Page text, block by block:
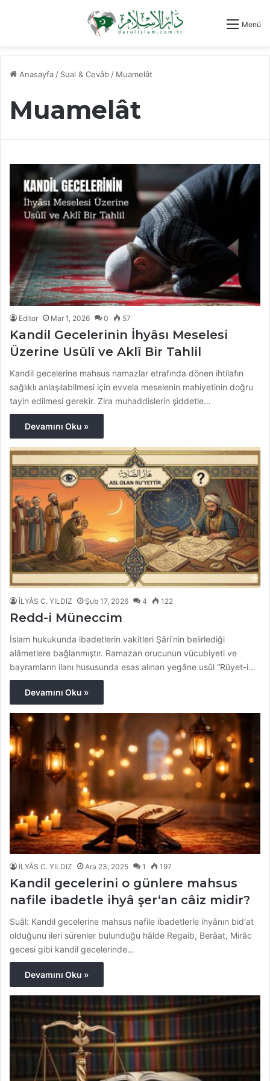
Menü
Anasayfa/ Sual & Cevâb/ Muamelât
Muamelât
Editor Mar 1, 2026 0 57
Kandil Gecelerinin İhyâsı Meselesi
Üzerine Usûlî ve Aklî Bir Tahlil
Kandil gecelerine mahsus namazlar etrafında dönen ihtilafın
sağlıklı anlaşılabilmesi için evvela meselenin mahiyetinin doğru
tayin edilmesi gerekir. Zira muhaddislerin şiddetle…
Devamını Oku »
İLYÂS C. YILDIZ Şub 17, 2026 4 122
Redd-i Müneccim
İslam hukukunda ibadetlerin vakitleri Şâri’nin belirlediği
alâmetlere bağlanmıştır. Ramazan orucunun vücubiyeti ve
bayramların ilanı hususunda esas alınan yegâne usûl “Rüyet-i…
Devamını Oku »
İLYÂS C. YILDIZ Ara 23, 2025 1 197
Kandil gecelerini o günlere mahsus
nafile ibadetle ihyâ şer‘an câiz midir?
Suâl: Kandil gecelerine mahsus nafile ibadetlerle ihyânın bid‘at
olduğunu ileri sürenler bulunduğu hâlde Regaib, Berâat, Mirâc
gecesi gibi kandil gecelerinde…
Devamını Oku »